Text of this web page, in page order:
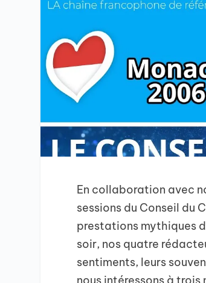
En collaboration avec
sessions du Conseil du
prestations mythiques
soir, nos quatre
sentiments, leurs